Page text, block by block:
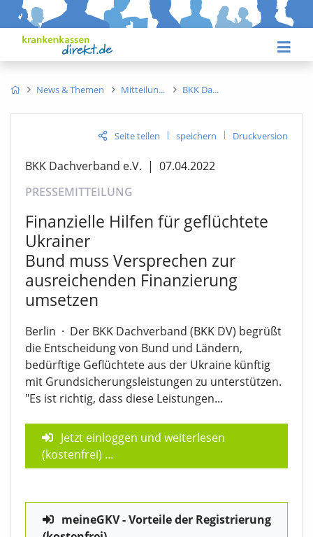
News & Themen Mitteilun BKK Da
Seite teilen | speichern | Druckversion
BKK Dachverband e.V. | 07.04.2022
PRESSEMITTEILUNG
Finanzielle Hilfen für geflüchtete
Ukrainer
Bund muss Versprechen zur
ausreichenden Finanzierung
umsetzen
Berlin · Der BKK Dachverband (BKK DV) begrüßt
die Entscheidung von Bund und Ländern,
bedürftige Geflüchtete aus der Ukraine künftig
mit Grundsicherungsleistungen zu unterstützen.
"Es ist richtig, dass diese Leistungen...
Jetzt einloggen und weiterlesen
(kostenfrei) ...
meineGKV - Vorteile der Registrierung